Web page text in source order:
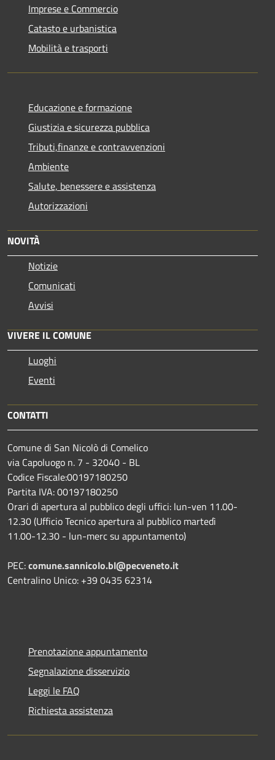
Imprese e Commercio
Catasto e urbanistica
Mobilità e trasporti
Educazione e formazione
Giustizia e sicurezza pubblica
Tributi,finanze e contravvenzioni
Ambiente
Salute, benessere e assistenza
Autorizzazioni
NOVITÀ
Notizie
Comunicati
Avvisi
VIVERE IL COMUNE
Luoghi
Eventi
CONTATTI
Comune di San Nicolò di Comelico
via Capoluogo n. 7 - 32040 - BL
Codice Fiscale:00197180250
Partita IVA: 00197180250
Orari di apertura al pubblico degli uffici: lun-ven 11.00-
12.30 (Ufficio Tecnico apertura al pubblico martedì
11.00-12.30 - lun-merc su appuntamento)
PEC:comune.sannicolo.bl@pecveneto.it
Centralino Unico: +39 0435 62314
Prenotazione appuntamento
Segnalazione disservizio
Leggi le FAQ
Richiesta assistenza